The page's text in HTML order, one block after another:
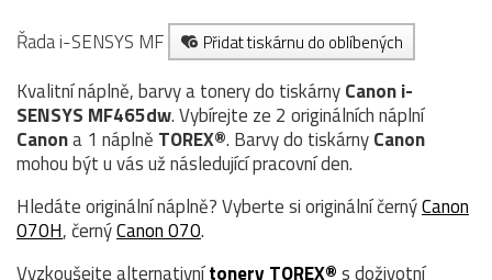
Řada i-SENSYS MF Přidat tiskárnu do oblíbených
Kvalitní náplně, barvy a tonery do tiskárnyCanon i-
SENSYS MF465dw. Vybírejte ze 2 originálních náplní
Canona 1 náplně TOREX®. Barvy do tiskárnyCanon
mohou být u vás už následující pracovní den.
Hledáte originální náplně? Vyberte si originální černýCanon
070H, černýCanon 070.
Vyzkoušejte alternativnítonery TOREX®s doživotní